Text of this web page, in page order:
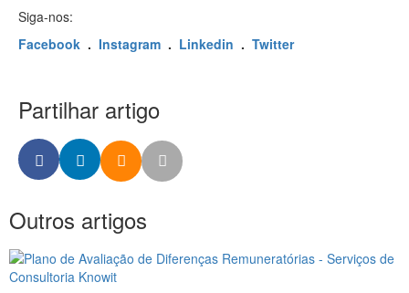
Siga-nos:
Facebook . Instagram . Linkedin . Twitter
Partilhar artigo
Outros artigos